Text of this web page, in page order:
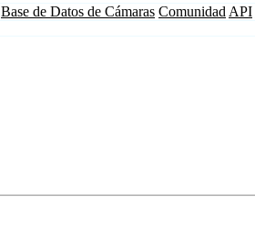
Base de Datos de Cámaras Comunidad API